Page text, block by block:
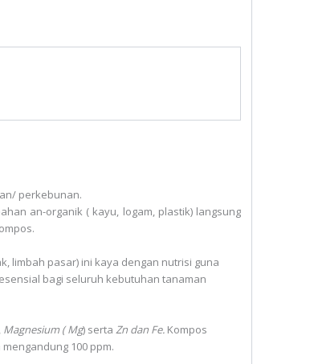
perkebunan.
an-organik ( kayu, logam, plastik) langsung
limbah pasar) ini kaya dengan nutrisi guna
bagi seluruh kebutuhan tanaman
Magnesium ( Mg) serta Zn dan Fe. Kompos
100 ppm.